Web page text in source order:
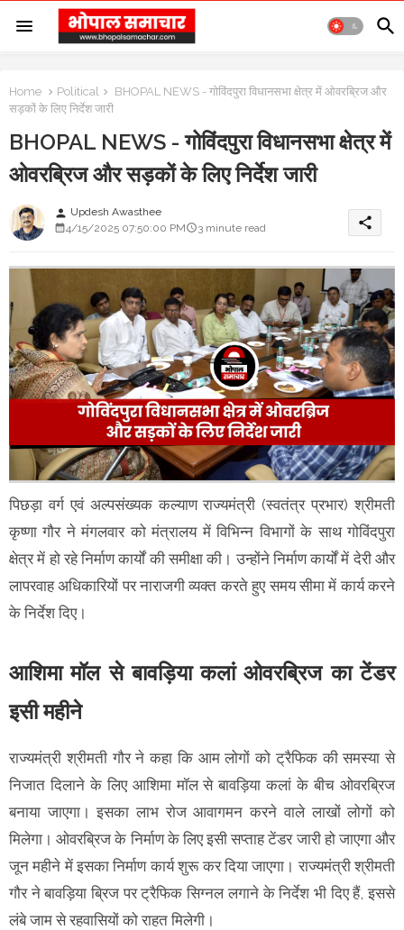
Home Political
BHOPAL NEWS - गोविंदपुरा विधानसभा क्षेत्र में ओवरब्रिज और
सड़कों के लिए निर्देश जारी
BHOPAL NEWS - गोविंदपुरा विधानसभा क्षेत्र में
ओवरब्रिज और सड़कों के लिए निर्देश जारी
person Updesh Awasthee
4/15/2025 07:50:00 PM
3 minute read share
पिछड़ा वर्ग एवं अल्पसंख्यक कल्याण राज्यमंत्री (स्वतंत्र प्रभार) श्रीमती
कृष्णा गौर ने मंगलवार को मंत्रालय में विभिन्न विभागों के साथ गोविंदपुरा
क्षेत्र में हो रहे निर्माण कार्यों की समीक्षा की। उन्होंने निर्माण कार्यों में देरी और
लापरवाह अधिकारियों पर नाराजगी व्यक्त करते हुए समय सीमा में कार्य करने
के निर्देश दिए।
आशिमा मॉल से बावड़िया कलां ओवरब्रिज का टेंडर
इसी महीने
राज्यमंत्री श्रीमती गौर ने कहा कि आम लोगों को ट्रैफिक की समस्या से
निजात दिलाने के लिए आशिमा मॉल से बावड़िया कलां के बीच ओवरब्रिज
बनाया जाएगा। इसका लाभ रोज आवागमन करने वाले लाखों लोगों को
मिलेगा। ओवरब्रिज के निर्माण के लिए इसी सप्ताह टेंडर जारी हो जाएगा और
जून महीने में इसका निर्माण कार्य शुरू कर दिया जाएगा। राज्यमंत्री श्रीमती
गौर ने बावड़िया ब्रिज पर ट्रैफिक सिग्नल लगाने के निर्देश भी दिए हैं, इससे
लंबे जाम से रहवासियों को राहत मिलेगी।